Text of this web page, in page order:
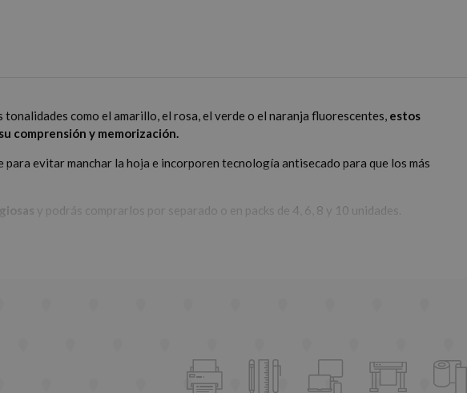
como el amarillo, el rosa, el verde o el naranja fluorescentes, estos
comprensión y memorización.
evitar manchar la hoja e incorporen tecnología antisecado para que los más
y podrás comprarlos por separado o en packs de 4, 6, 8 y 10 unidades.